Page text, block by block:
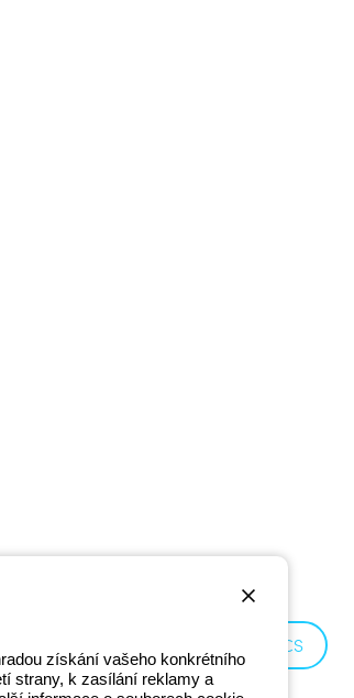
CS
získání vašeho konkrétního
strany, k zasílání reklamy a